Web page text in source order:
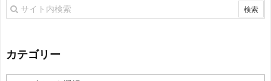
カテゴリー